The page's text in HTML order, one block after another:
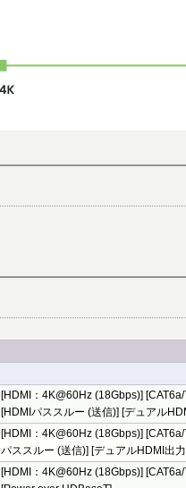
[HDMI：4K@60Hz (18Gbps)]
[HDMIパススルー (送信)] [デュアル
[HDMI：4K@60Hz (18Gbps)]
パススルー (送信)] [デュアルHDMI出
[HDMI：4K@60Hz (18Gbps)]